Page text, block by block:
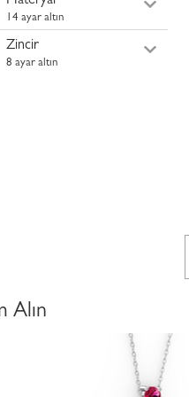
14 ayar altın
Zincir
8 ayar altın
Alın